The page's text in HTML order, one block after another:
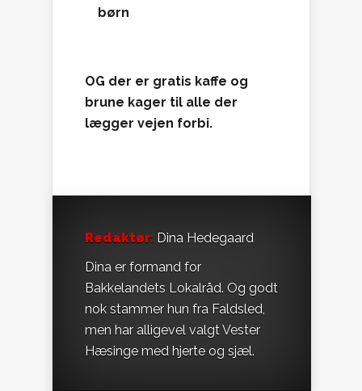
børn
OG der er gratis kaffe og
brune kager til alle der
lægger vejen forbi.
Redaktør: Dina Hedegaard
Dina er formand for
Bakkelandets Lokalråd. Og godt
nok stammer hun fra Faldsled,
men har alligevel valgt Vester
Hæsinge med hjerte og sjæl.